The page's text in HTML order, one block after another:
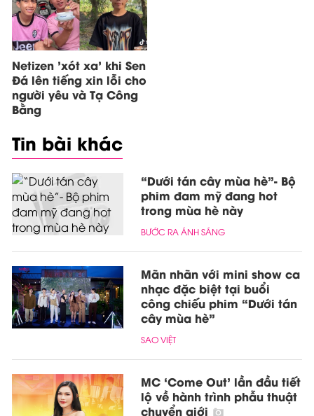
Netizen 'xót xa' khi Sen
Đá lên tiếng xin lỗi cho
người yêu và Tạ Công
Bằng
Tin bài khác
“Dưới tán cây mùa hè”- Bộ
phim đam mỹ đang hot
trong mùa hè này
BƯỚC RA ÁNH SÁNG
Mãn nhãn với mini show ca
nhạc đặc biệt tại buổi
công chiếu phim “Dưới tán
cây mùa hè”
SAO VIỆT
MC ‘Come Out’ lần đầu tiết
lộ về hành trình phẫu thuật
chuyển giới